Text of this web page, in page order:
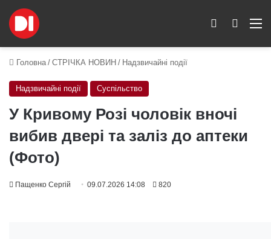
Пошук
Switch skin
Головна / СТРІЧКА НОВИН / Надзвичайні події
Надзвичайні події Суспільство
У Кривому Розі чоловік вночі
вибив двері та заліз до аптеки
(Фото)
Пащенко Сергій 09.07.2026 14:08 820